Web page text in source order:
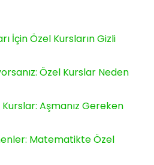
İçin Özel Kursların Gizli
Özel Kurslar Neden
Kurslar: Aşmanız Gereken
Matematikte Özel